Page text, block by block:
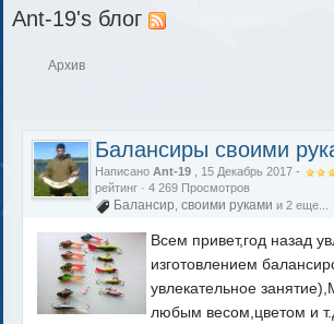
Ant-19's блог
Архив
Балансиры своими
НаписаноAnt-19 , 15 Декабрь 2017 -
рейтинг · 4 269 Просмотров
Балансир ,своими руками и 2 еще...
Всем привет,год назад
изготовлением
увлекательное
любым весом,цветом и